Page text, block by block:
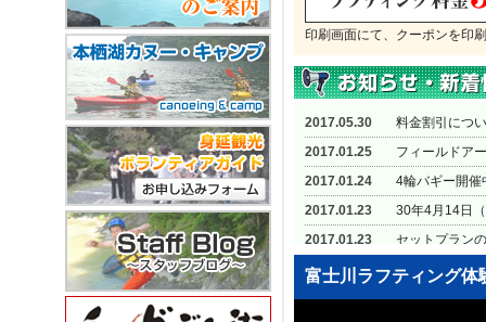
印刷画面にて、クーポンを印
2017.05.30
料金割引につ
2017.01.25
フィールドア
2017.01.24
4輪バギー開催
2017.01.23
30年4月14日
2017.01.23
セットプラン
2017.01.23
お問い合わせ
2017.01.10
happyラフテ
富士川ラフティング体